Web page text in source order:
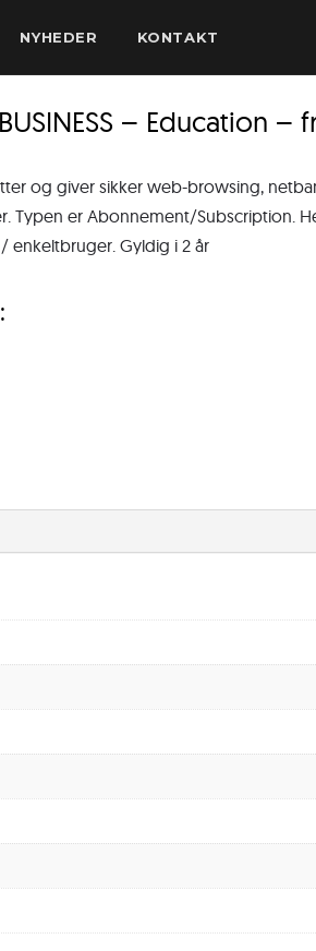
NYHEDER KONTAKT
BUSINESS – Education
og giver sikker web-browsing,
Typen er Abonnement/Subscription.
enkeltbruger. Gyldig i 2 år